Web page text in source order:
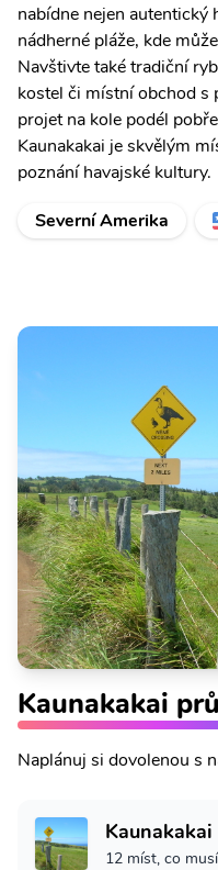
nabídne nejen autentický
nádherné pláže, kde
Navštivte také tradiční
kostel či místní obchod s
projet na kole podél
Kaunakakai je skvělým
poznání havajské kultury.
Severní Amerika
Kaunakakai
Naplánuj si dovolenou s
12 míst, co